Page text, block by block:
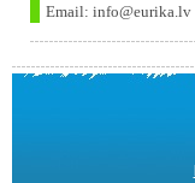
Email: info@eurika.lv